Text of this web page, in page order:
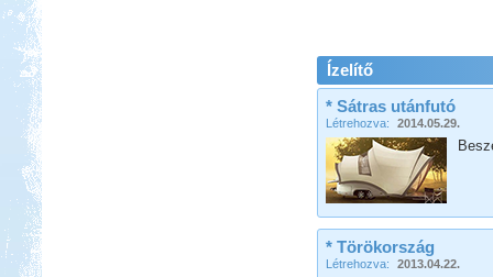
Ízelítő
* Sátras utánfutó
Létrehozva: 2014.05.29.
* Törökország
Létrehozva: 2013.04.22.